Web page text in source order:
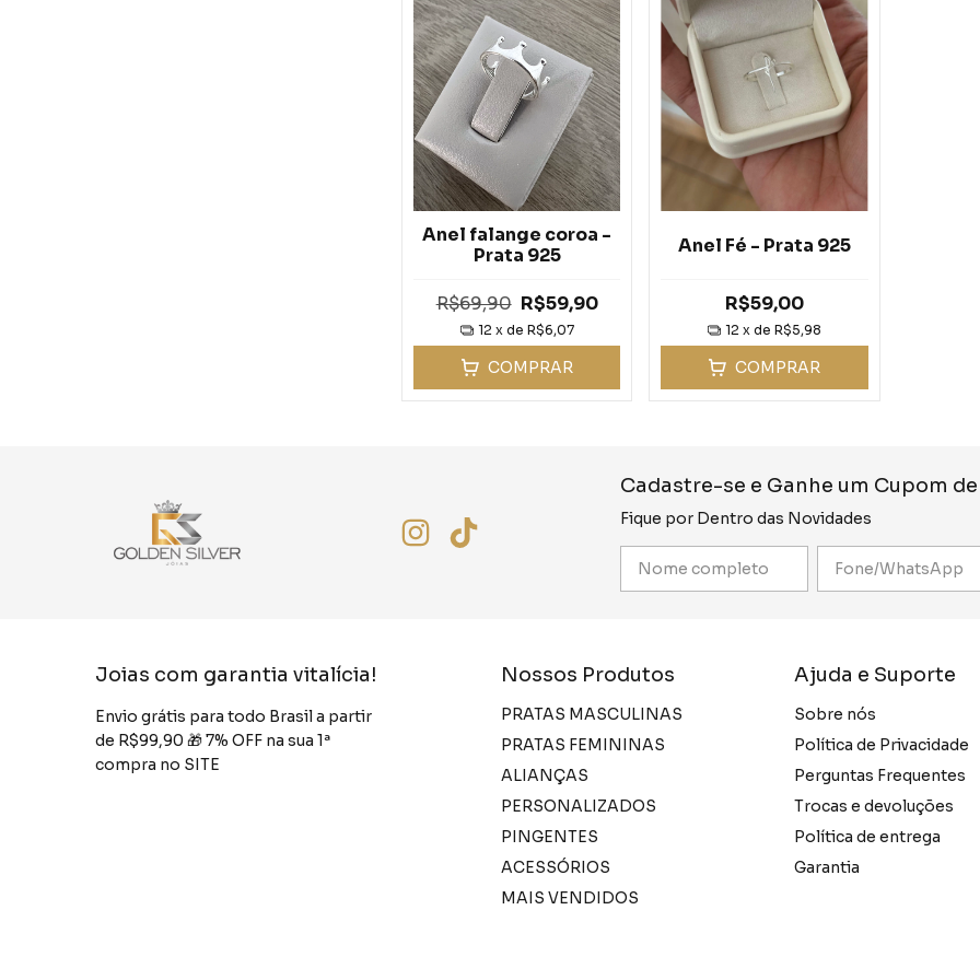
Anel falange coroa -
Prata 925
R$69,90 R$59,90
12 x de R$6,07
COMPRAR
Anel Fé - Prata 925
R$59,00
12 x de R$5,98
COMPRAR
Cadastre-se e Ganhe um Cupom
Fique por Dentro das Novidades
Joias com garantia vitalícia!
Envio grátis para todo Brasil a partir
de R$99,90 🎁 7% OFF na sua 1ª
compra no SITE
Nossos Produtos
PRATAS MASCULINAS
PRATAS FEMININAS
ALIANÇAS
PERSONALIZADOS
PINGENTES
ACESSÓRIOS
MAIS VENDIDOS
Ajuda e Suporte
Sobre nós
Política de Privacidade
Perguntas Frequentes
Trocas e devoluções
Política de entrega
Garantia